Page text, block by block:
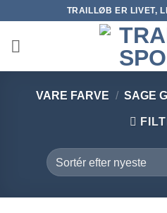
indhold
TRAILLØB ER LIVET,
VARE FARVE / SAGE